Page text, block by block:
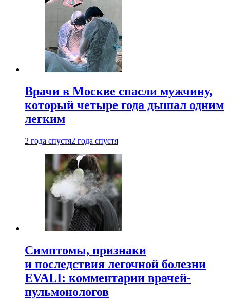
Врачи в Москве спасли мужчину,
который четыре года дышал одним
легким
2 года спустя2 года спустя
Симптомы, признаки
и последствия легочной болезни
EVALI: комментарии врачей-
пульмонологов